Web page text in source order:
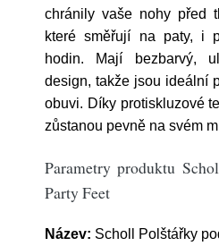
chránily vaše nohy před
které směřují na paty, i
hodin. Mají bezbarvý,
design, takže jsou ideální
obuvi. Díky protiskluzové
zůstanou pevně na svém
Parametry produktu
Party Feet
Název: Scholl Polštářky